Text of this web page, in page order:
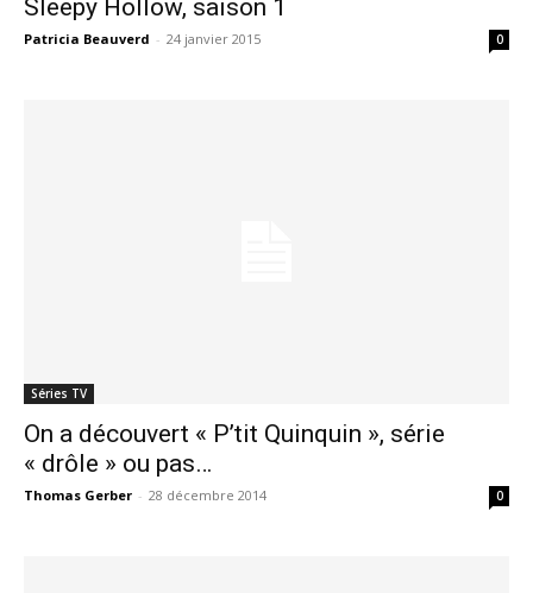
Sleepy Hollow, saison 1
Patricia Beauverd - 24 janvier 2015 0
Séries TV
On a découvert « P’tit Quinquin », série
« drôle » ou pas…
Thomas Gerber - 28 décembre 2014 0